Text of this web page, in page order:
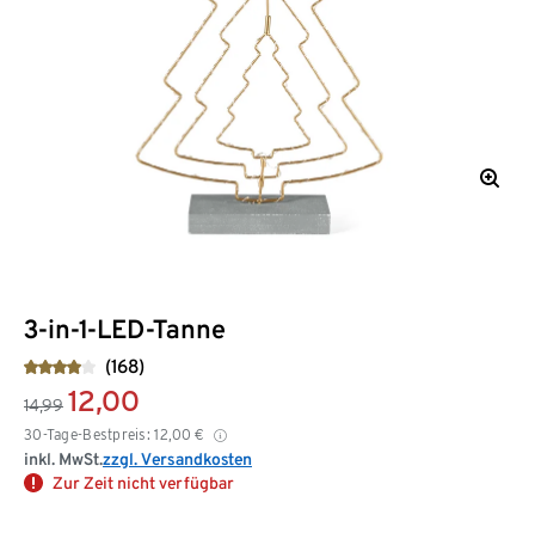
3-in-1-LED-Tanne
(168)
14,99 12,00
30-Tage-Bestpreis: 12,00 €
inkl. MwSt.zzgl. Versandkosten
Zur Zeit nicht verfügbar